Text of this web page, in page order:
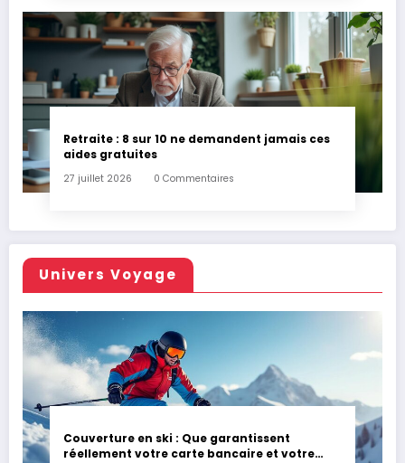
Retraite : 8 sur 10 ne demandent jamais ces
aides gratuites
27 juillet 2026 0 Commentaires
Univers Voyage
Couverture en ski : Que garantissent
réellement votre carte bancaire et votre